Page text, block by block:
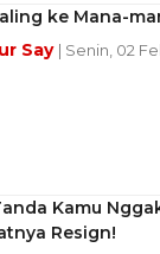
ke Mana-
Say | Senin, 02
Kamu
Resign!